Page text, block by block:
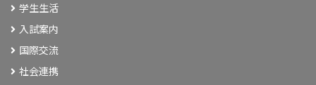
学生生活
入試案内
国際交流
社会連携